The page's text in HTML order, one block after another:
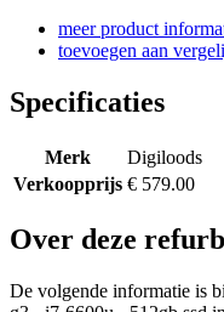
meer product
toevoegen aan
Specificaties
Merk
Digiloods
Verkoopprijs € 579.00
Over deze
De volgende informatie is